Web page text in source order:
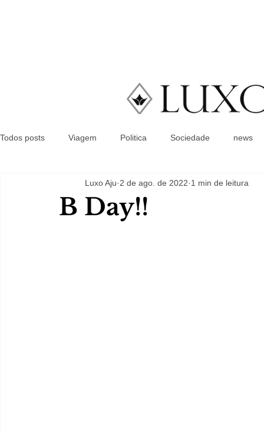
Todos posts Viagem Politica Sociedade news
B Day!!
Luxo Aju 2 de ago. de 2022 1 min de leitura